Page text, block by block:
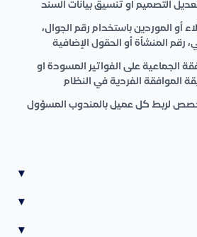
التصميم أو تنسيق بيانات السند
أو الموردين باستخدام رقم الجوال،
رقم المنشأة أو الحقول الإضافية
الجماعية على الفواتير المسودة او
الموافقة الفردية في النظام
لربط كل عميل بالمندوب المسؤول
▾
▾
▾